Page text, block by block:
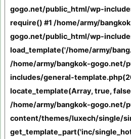
gogo.net/public_html/wp-
require() #1 /home/army/
gogo.net/public_html/wp-
load_template('/home/army/
/home/army/bangkok-gogo.net/
includes/general-
locate_template(Array, true,
/home/army/bangkok-gogo.net/
content/themes/luxech/single/
get_template_part('inc/